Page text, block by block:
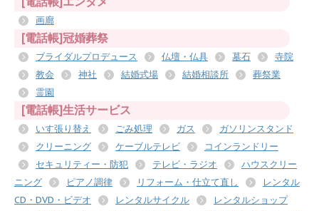
画廊
[電話帳]冠婚葬祭
ブライダルプロデュース 仏壇・仏具 墓石
寺院
教会
神社 結婚式場 結婚相談所
葬祭業
霊園
[電話帳]生活サービス
いす張り替え ごみ処理 ガス
ガソリンスタンド
クリーニング
ケーブルテレビ
コインランドリー
セキュリティー・防犯
テレビ・ラジオ
ハウスクリー
ニング
ピアノ調律 リフォーム・仕立て直し
レンタル
CD・DVD・ビデオ
レンタルサイクル
レンタルショップ